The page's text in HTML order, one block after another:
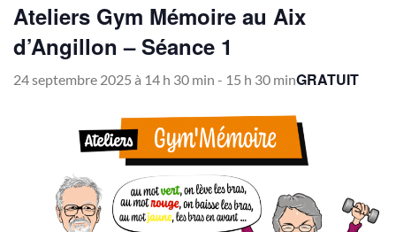
Ateliers Gym Mémoire au Aix
d’Angillon – Séance 1
24 septembre 2025 à 14 h 30 min - 15 h 30 minGRATUIT